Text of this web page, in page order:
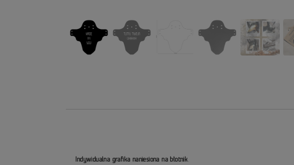
Indywidualna grafika naniesiona na błotnik.